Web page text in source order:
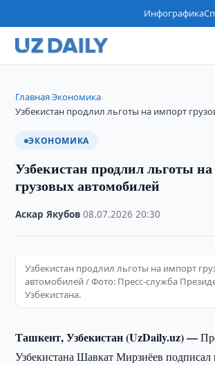
Инфографика
Главная›Экономика›
Узбекистан продлил льготы на импорт
ЭКОНОМИКА
Узбекистан продлил льготы
грузовых автомобилей
Аскар Якубов ·08.07.2026 ·20:30
Узбекистан продлил льготы на импорт
автомобилей / Фото: Пресс-служба
Узбекистана.
Ташкент, Узбекистан (UzDaily.uz) —
Узбекистана Шавкат Мирзиёев подписал